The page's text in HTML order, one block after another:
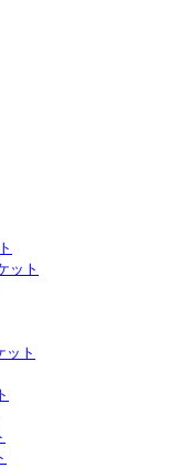
ット
ット